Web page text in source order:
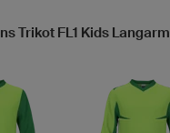
Trikot FL1 Kids Langarm